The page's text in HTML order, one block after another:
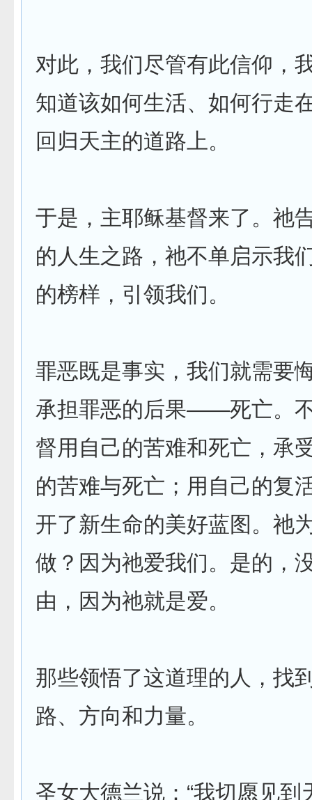
对此，我们尽管有此信仰，
知道该如何生活、如何行走
回归天主的道路上。
于是，主耶稣基督来了。祂
的人生之路，祂不单启示我
的榜样，引领我们。
罪恶既是事实，我们就需要
承担罪恶的后果——死亡。
督用自己的苦难和死亡，承
的苦难与死亡；用自己的复
开了新生命的美好蓝图。祂
做？因为祂爱我们。是的，
由，因为祂就是爱。
那些领悟了这道理的人，找
路、方向和力量。
圣女大德兰说：“我切愿见到